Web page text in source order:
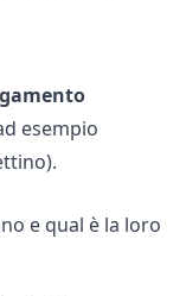
esempio
e qual è la loro